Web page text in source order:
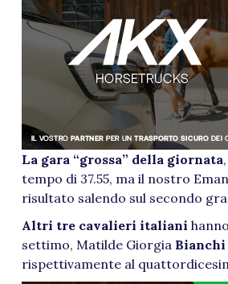
La gara “grossa” della giornata
tempo di 37.55, ma il nostro
risultato salendo sul secondo
Altri tre cavalieri italiani
settimo, Matilde Giorgia Bianchi
rispettivamente al